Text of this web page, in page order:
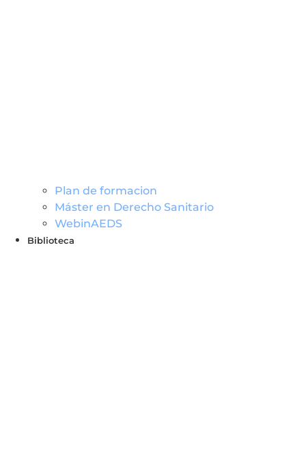
Plan de formacion
Máster en Derecho Sanitario
WebinAEDS
Biblioteca